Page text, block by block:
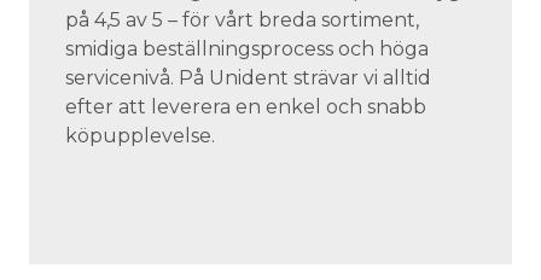
på 4,5 av 5 – för vårt breda sortiment,
smidiga beställningsprocess och höga
servicenivå. På Unident strävar vi alltid
efter att leverera en enkel och snabb
köpupplevelse.